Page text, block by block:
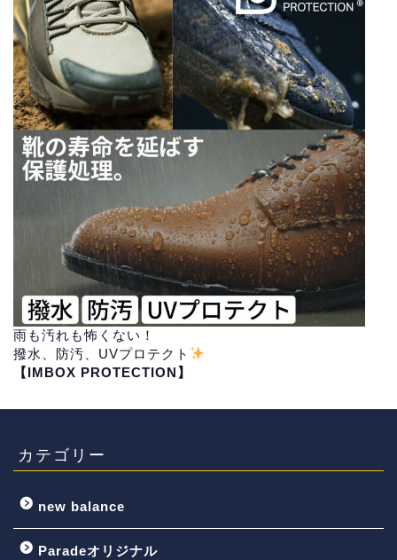
雨も汚れも怖くない！
撥水、防汚、UVプロテクト
【IMBOX PROTECTION】
カテゴリー
new balance
Paradeオリジナル